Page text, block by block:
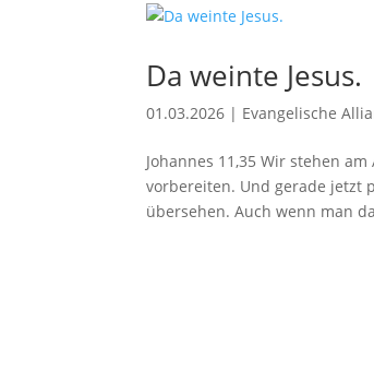
Da weinte Jesus.
01.03.2026 | Evangelische
Johannes 11,35 Wir stehen
vorbereiten. Und gerade jetzt
übersehen. Auch wenn man